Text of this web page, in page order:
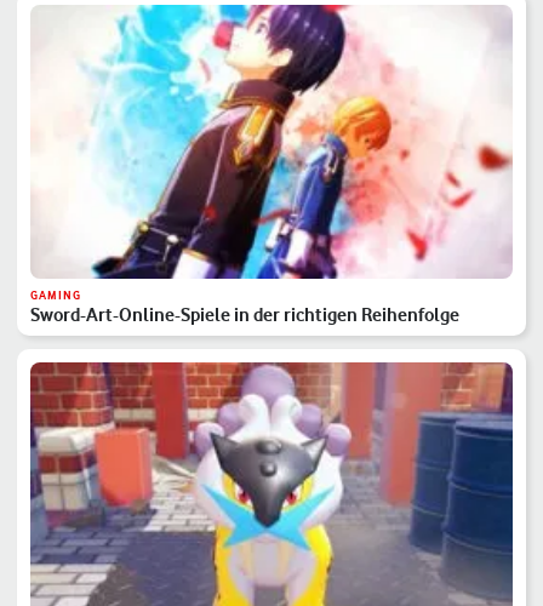
GAMING
Sword-Art-Online-Spiele in der richtigen Reihenfolge